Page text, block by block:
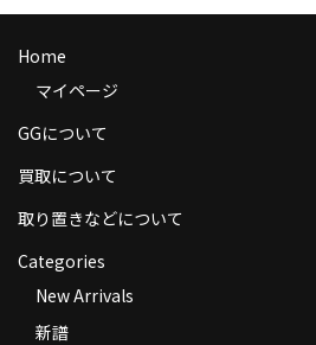
送料
商品の発送
返品
コンディション
Privacy Policy
特定商取引法に基づく表示
Home
マイページ
GGについて
買取について
取り置きなどについて
Categories
New Arrivals
新譜